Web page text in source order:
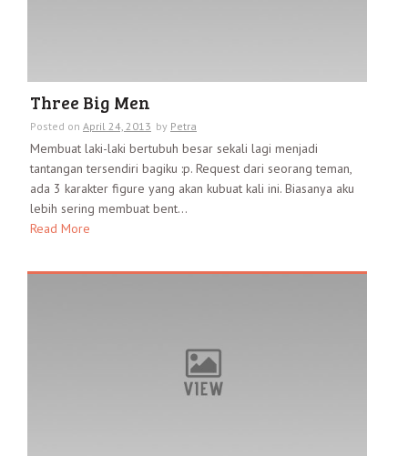
Three Big Men
Posted on April 24, 2013 by Petra
Membuat laki-laki bertubuh besar sekali lagi menjadi
tantangan tersendiri bagiku :p. Request dari seorang teman,
ada 3 karakter figure yang akan kubuat kali ini. Biasanya aku
lebih sering membuat bent...
Read More